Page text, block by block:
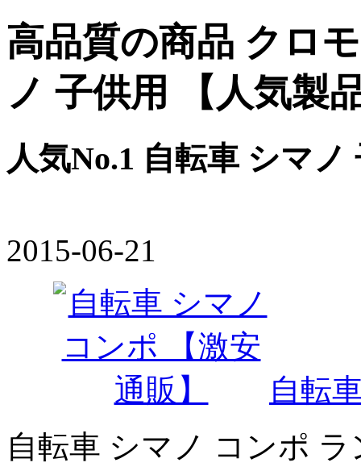
高品質の商品 クロ
ノ 子供用 【人気製
人気No.1 自転車 シマ
2015-06-21
自転
自転車 シマノ コンポ